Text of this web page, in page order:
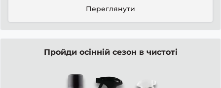
Переглянути
Пройди осінній сезон в чистоті